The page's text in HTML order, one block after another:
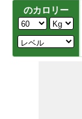
のカロリー